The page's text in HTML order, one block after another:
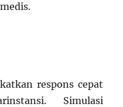
respons cepat
Simulasi